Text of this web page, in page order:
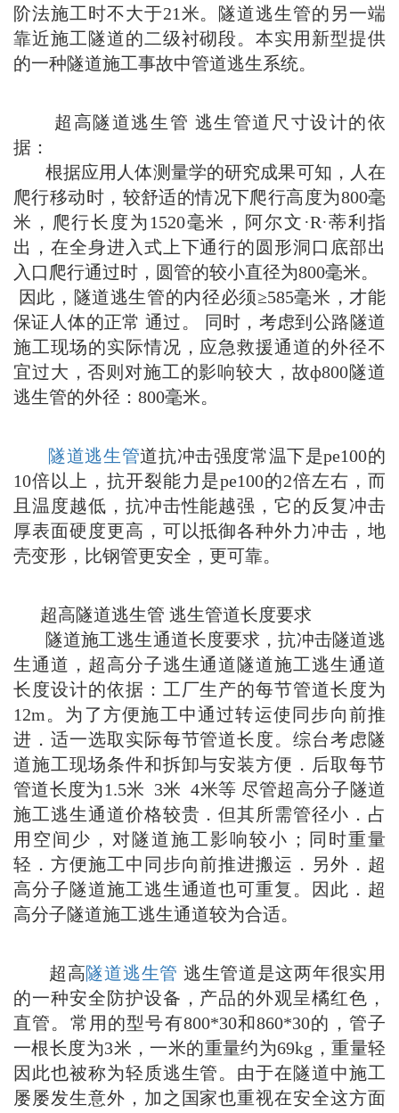
阶法施工时不大于21米。隧道逃生管的另一端
靠近施工隧道的二级衬砌段。本实用新型提供
的一种隧道施工事故中管道逃生系统。
超高隧道逃生管 逃生管道尺寸设计的依
据：
根据应用人体测量学的研究成果可知，人在
爬行移动时，较舒适的情况下爬行高度为800毫
米，爬行长度为1520毫米，阿尔文·R·蒂利指
出，在全身进入式上下通行的圆形洞口底部出
入口爬行通过时，圆管的较小直径为800毫米。
因此，隧道逃生管的内径必须≥585毫米，才能
保证人体的正常 通过。 同时，考虑到公路隧道
施工现场的实际情况，应急救援通道的外径不
宜过大，否则对施工的影响较大，故ф800隧道
逃生管的外径：800毫米。
隧道逃生管道抗冲击强度常温下是pe100的
10倍以上，抗开裂能力是pe100的2倍左右，而
且温度越低，抗冲击性能越强，它的反复冲击
厚表面硬度更高，可以抵御各种外力冲击，地
壳变形，比钢管更安全，更可靠。
超高隧道逃生管 逃生管道长度要求
隧道施工逃生通道长度要求，抗冲击隧道逃
生通道，超高分子逃生通道隧道施工逃生通道
长度设计的依据：工厂生产的每节管道长度为
12m。为了方便施工中通过转运使同步向前推
进．适一选取实际每节管道长度。综台考虑隧
道施工现场条件和拆卸与安装方便．后取每节
管道长度为1.5米 3米 4米等 尽管超高分子隧道
施工逃生通道价格较贵．但其所需管径小．占
用空间少，对隧道施工影响较小；同时重量
轻．方便施工中同步向前推进搬运．另外．超
高分子隧道施工逃生通道也可重复。因此．超
高分子隧道施工逃生通道较为合适。
超高隧道逃生管 逃生管道是这两年很实用
的一种安全防护设备，产品的外观呈橘红色，
直管。常用的型号有800*30和860*30的，管子
一根长度为3米，一米的重量约为69kg，重量轻
因此也被称为轻质逃生管。由于在隧道中施工
屡屡发生意外，加之国家也重视在安全这方面